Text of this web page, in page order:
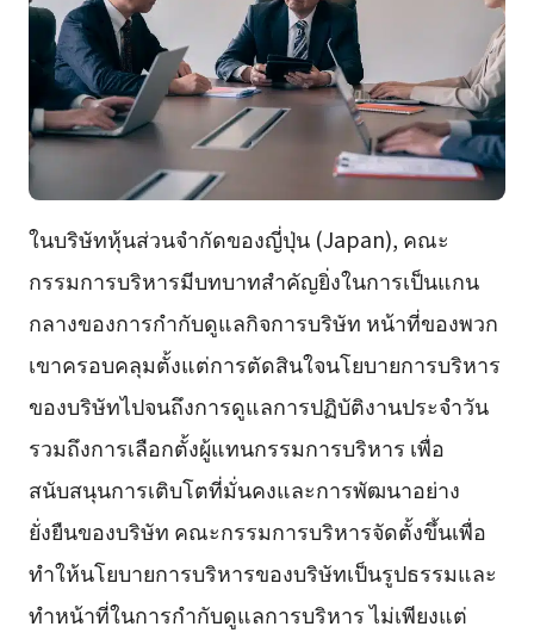
ในบริษัทหุ้นส่วนจำกัดของญี่ปุ่น (Japan), คณะ
กรรมการบริหารมีบทบาทสำคัญยิ่งในการเป็นแกน
กลางของการกำกับดูแลกิจการบริษัท หน้าที่ของพวก
เขาครอบคลุมตั้งแต่การตัดสินใจนโยบายการบริหาร
ของบริษัทไปจนถึงการดูแลการปฏิบัติงานประจำวัน
รวมถึงการเลือกตั้งผู้แทนกรรมการบริหาร เพื่อ
สนับสนุนการเติบโตที่มั่นคงและการพัฒนาอย่าง
ยั่งยืนของบริษัท คณะกรรมการบริหารจัดตั้งขึ้นเพื่อ
ทำให้นโยบายการบริหารของบริษัทเป็นรูปธรรมและ
ทำหน้าที่ในการกำกับดูแลการบริหาร ไม่เพียงแต่